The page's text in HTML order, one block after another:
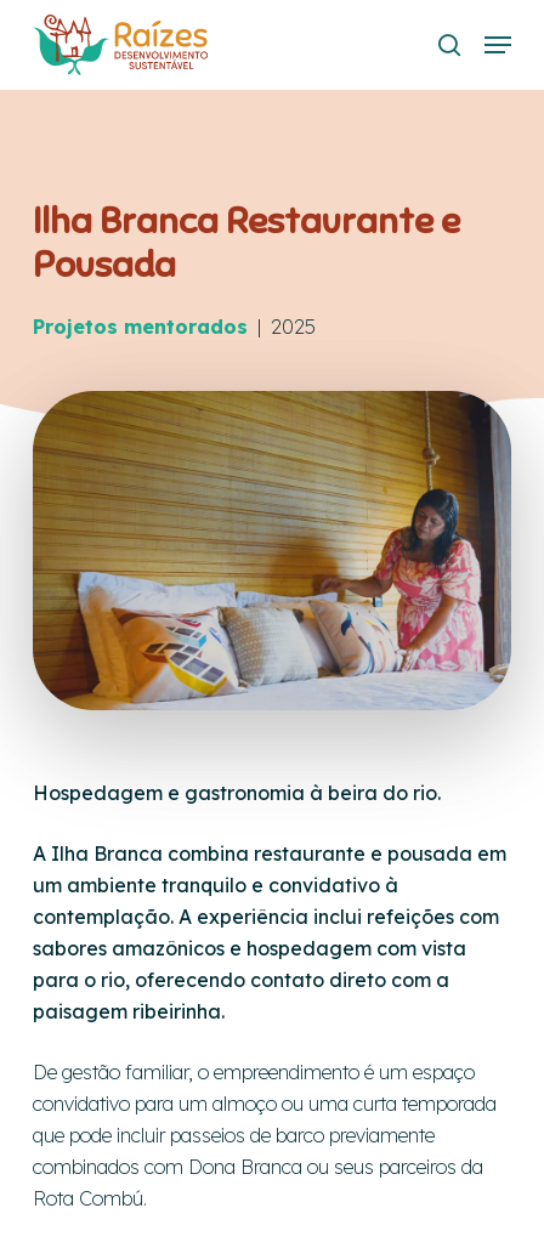
search
Menu
Ilha Branca Restaurante e
Pousada
Projetos mentorados | 2025
Hospedagem e gastronomia à beira do rio.
A Ilha Branca combina restaurante e pousada em
um ambiente tranquilo e convidativo à
contemplação. A experiência inclui refeições com
sabores amazônicos e hospedagem com vista
para o rio, oferecendo contato direto com a
paisagem ribeirinha.
De gestão familiar, o empreendimento é um espaço
convidativo para um almoço ou uma curta temporada
que pode incluir passeios de barco previamente
combinados com Dona Branca ou seus parceiros da
Rota Combú.